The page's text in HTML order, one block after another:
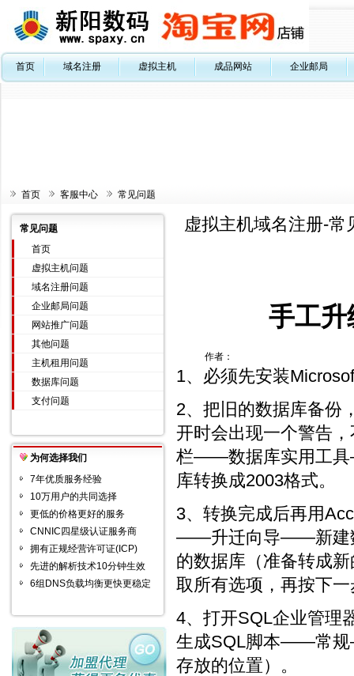
首页 域名注册 虚拟主机 成品网站 企业邮局
首页 客服中心 常见问题
常见问题
首页
虚拟主机问题
域名注册问题
企业邮局问题
网站推广问题
其他问题
主机租用问题
数据库问题
支付问题
为何选择我们
7年优质服务经验
10万用户的共同选择
更低的价格更好的服务
CNNIC四星级认证服务商
拥有正规经营许可证(ICP)
先进的解析技术10分钟生效
6组DNS负载均衡更快更稳定
虚拟主机域名注册-常
手工
作者：
1、必须先安装
2、把旧的数据库备份
开时会出现一个警告
栏——数据库实用工
库转换成2003格式。
3、转换完成后再用
——升迁向导——新建
的数据库（准备转成
取所有选项，再按下
4、打开SQL企业管理
生成SQL脚本——常
存放的位置）。